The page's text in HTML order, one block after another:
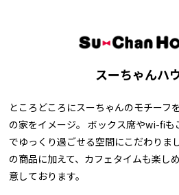
スーちゃんハ
ところどころにスーちゃんのモチーフ
の家をイメージ。 ボックス席やwi-fiも
でゆっくり過ごせる空間にこだわりま
の商品に加えて、カフェタイムも楽し
意しております。